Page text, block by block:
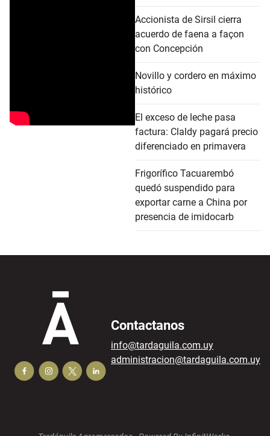
Accionista de Sirsil cierra
acuerdo de faena a façon
con Concepción
Novillo y cordero en máximo
histórico
El exceso de leche pasa
factura: Claldy pagará precio
diferenciado en primavera
Frigorífico Tacuarembó
quedó suspendido para
exportar carne a China por
presencia de imidocarb
Contactanos
info@tardaguila.com.uy
administracion@tardaguila.com.uy